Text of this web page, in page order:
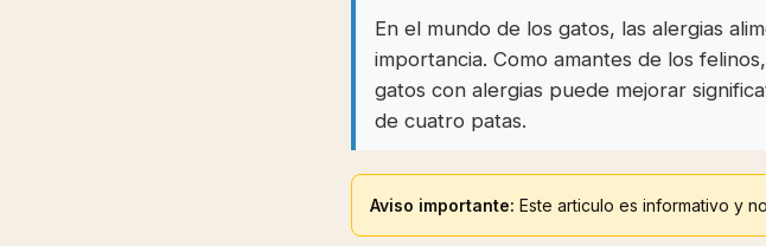
En el mundo de los gatos, las alergias
importancia. Como amantes de los
gatos con alergias puede mejorar
de cuatro patas.
Aviso importante: Este articulo es informativo y